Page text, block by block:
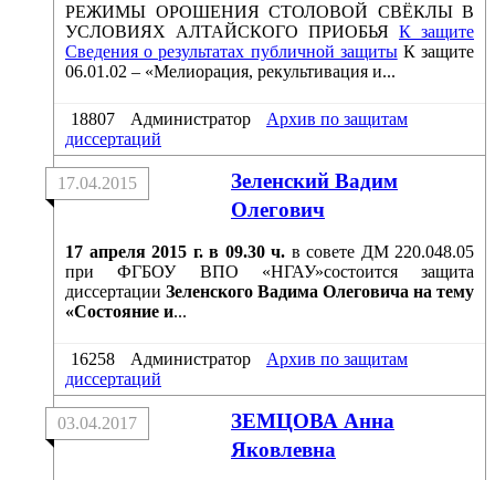
РЕЖИМЫ ОРОШЕНИЯ СТОЛОВОЙ СВЁКЛЫ В
УСЛОВИЯХ АЛТАЙСКОГО ПРИОБЬЯ К защите
Сведения о результатах публичной защиты К защите
06.01.02 – «Мелиорация, рекультивация и...
18807 Администратор
Архив по защитам
диссертаций
Зеленский Вадим
Олегович
17.04.2015
17 апреля 2015 г. в 09.30 ч. в совете ДМ 220.048.05
при ФГБОУ ВПО «НГАУ»состоится защита
диссертации Зеленского Вадима Олеговича на тему
«Состояние и...
16258 Администратор
Архив по защитам
диссертаций
ЗЕМЦОВА Анна
Яковлевна
03.04.2017